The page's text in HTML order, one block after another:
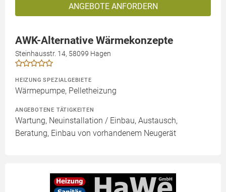
ANGEBOTE ANFORDERN
AWK-Alternative Wärmekonzepte
Steinhausstr. 14, 58099 Hagen
HEIZUNG SPEZIALGEBIETE
Wärmepumpe, Pelletheizung
ANGEBOTENE TÄTIGKEITEN
Wartung, Neuinstallation / Einbau, Austausch,
Beratung, Einbau von vorhandenem Neugerät